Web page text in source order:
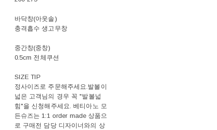
바닥창(아웃솔)
충격흡수 생고무창
중간창(중창)
0.5cm 전체쿠션
SIZE TIP
정사이즈로 주문해주세요.발볼이
넓은 고객님의 경우 꼭 "발볼넓
힘"을 신청해주세요. 베티아노 모
든슈즈는 1:1 order made 상품으
로 구매전 담당 디자이너와의 상